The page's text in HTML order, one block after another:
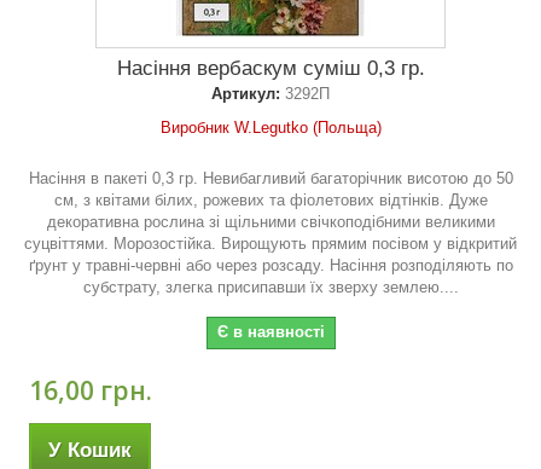
Насіння вербаскум суміш 0,3 гр.
Артикул: 3292П
Виробник W.Legutko (Польща)
Насіння в пакеті 0,3 гр. Невибагливий багаторічник висотою до 50
см, з квітами білих, рожевих та фіолетових відтінків. Дуже
декоративна рослина зі щільними свічкоподібними великими
суцвіттями. Морозостійка. Вирощують прямим посівом у відкритий
ґрунт у травні-червні або через розсаду. Насіння розподіляють по
субстрату, злегка присипавши їх зверху землею....
Є в наявності
16,00 грн.
У Кошик